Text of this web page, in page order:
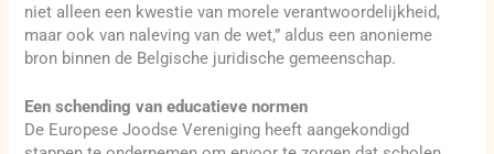
niet alleen een kwestie van morele verantwoordelijkheid,
maar ook van naleving van de wet,” aldus een anonieme
bron binnen de Belgische juridische gemeenschap.
Een schending van educatieve normen
De Europese Joodse Vereniging heeft aangekondigd